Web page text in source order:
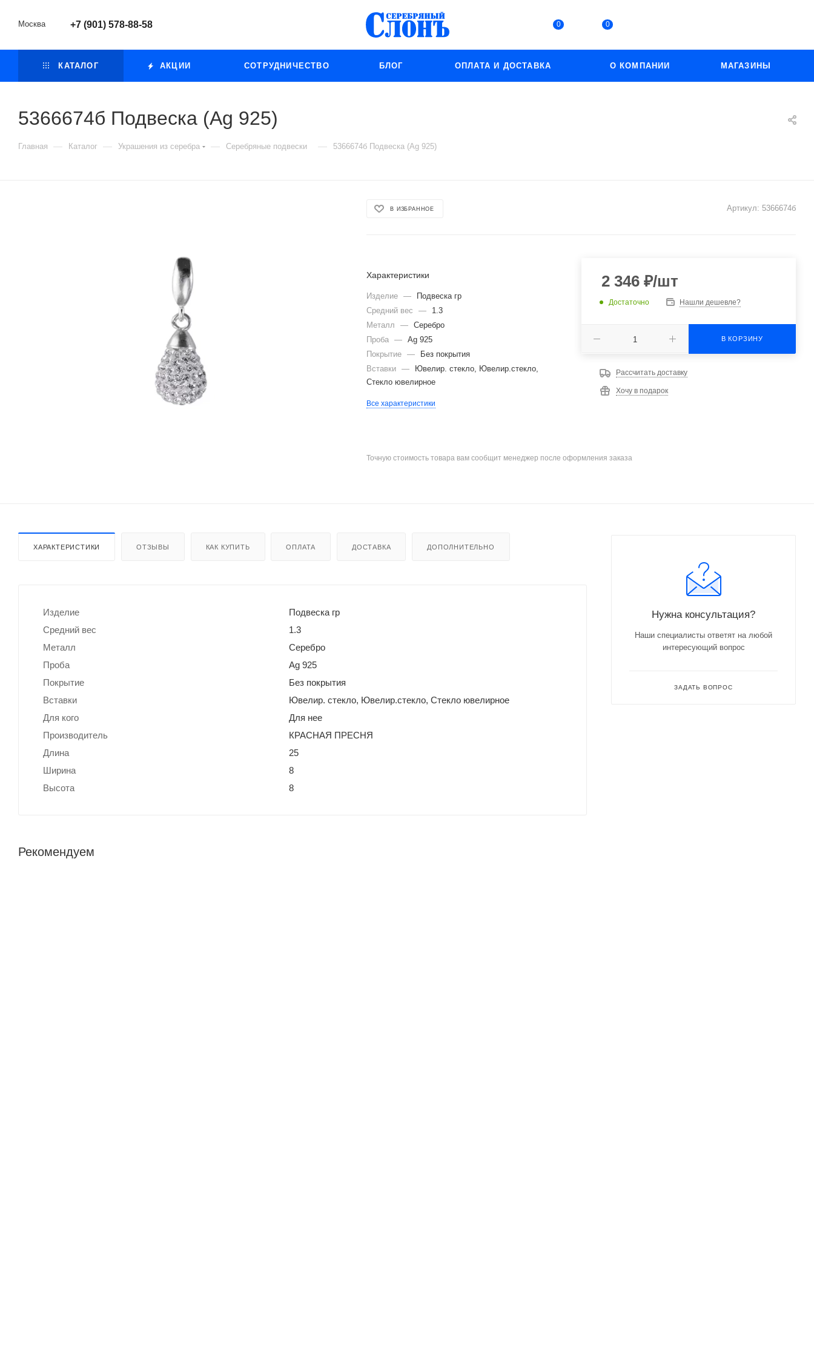
Москва +7 (901) 578-88-58 0 0
КАТАЛОГ АКЦИИ СОТРУДНИЧЕСТВО БЛОГ ОПЛАТА И ДОСТАВКА О КОМПАНИИ МАГАЗИНЫ
5366674б Подвеска (Ag 925)
Главная — Каталог — Украшения из серебра — Серебряные подвески — 5366674б Подвеска (Ag 925)
В ИЗБРАННОЕ Артикул: 5366674б
Характеристики
Изделие —
Подвеска гр
Средний вес
—
1.3
Металл
—
Серебро
Проба
—
Ag 925
Покрытие
—
Без покрытия
Вставки
—
Ювелир. стекло, Ювелир.стекло,
Стекло ювелирное
Все характеристики
2 346₽/шт
Достаточно Нашли дешевле?
В КОРЗИНУ
Рассчитать доставку
Хочу в подарок
Точную стоимость товара вам сообщит менеджер после оформления заказа
ХАРАКТЕРИСТИКИ ОТЗЫВЫ КАК КУПИТЬ ОПЛАТА ДОСТАВКА ДОПОЛНИТЕЛЬНО
Изделие
Подвеска гр
Средний вес
1.3
Металл
Серебро
Проба
Ag 925
Покрытие
Без покрытия
Вставки
Ювелир. стекло, Ювелир.стекло, Стекло ювелирное
Для кого
Для нее
Производитель
КРАСНАЯ ПРЕСНЯ
Длина
25
Ширина
8
Высота
8
Рекомендуем
Нужна консультация?
Наши специалисты ответят на любой
интересующий вопрос
ЗАДАТЬ ВОПРОС